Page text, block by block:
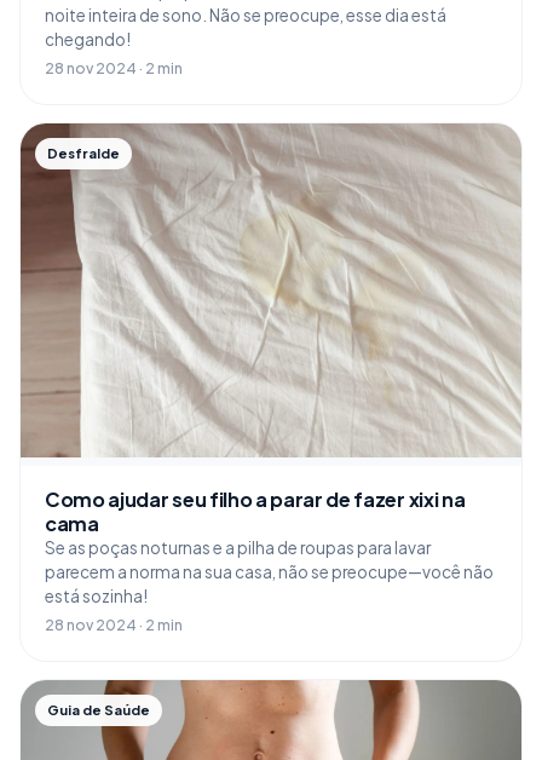
noite inteira de sono. Não se preocupe, esse dia está
chegando!
28 nov 2024 · 2 min
Desfralde
Como ajudar seu filho a parar de fazer xixi na
cama
Se as poças noturnas e a pilha de roupas para lavar
parecem a norma na sua casa, não se preocupe—você não
está sozinha!
28 nov 2024 · 2 min
Guia de Saúde